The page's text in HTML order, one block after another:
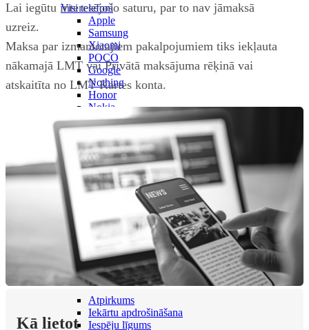
Visi telefoni
Apple
Samsung
Xiaomi
POCO
Google
Nothing
Honor
Nokia
Doro
Piederumi
Vāciņi un maciņi
Aizsargstikli
Lādētāji un adapteri
Power banks
Irbuļi
Atmiņas kartes
Telefonu turētaji
Stabilizatori
Noderīgi
Atpirkums
Iekārtu apdrošināšana
Iespēju līgums
Lai iegūtu interesējošo saturu, par to nav jāmaksā
uzreiz.
Maksa par izmantotajiem pakalpojumiem tiks iekļauta
nākamajā LMT vai Privātā maksājuma rēķinā vai
atskaitīta no LMT Kartes konta.
Kā lietot